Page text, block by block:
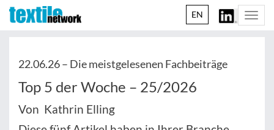
EN
22.06.26 – Die meistgelesenen Fachbeiträge
Top 5 der Woche – 25/2026
Von Kathrin Elling